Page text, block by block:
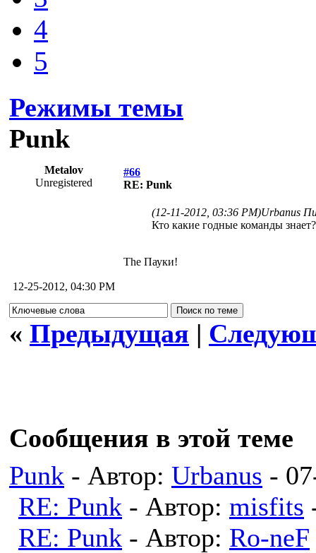
4
5
Режимы темы
Punk
Metalov
Unregistered
#66
RE: Punk
(12-11-2012, 03:36 PM)Urbanus
Кто какие годные команды
The Пауки!
12-25-2012, 04:30 PM
« Предыдущая |
Сообщения в этой теме
Punk - Автор: Urbanus -
RE: Punk - Автор: misfits
RE: Punk - Автор: Ro-neF